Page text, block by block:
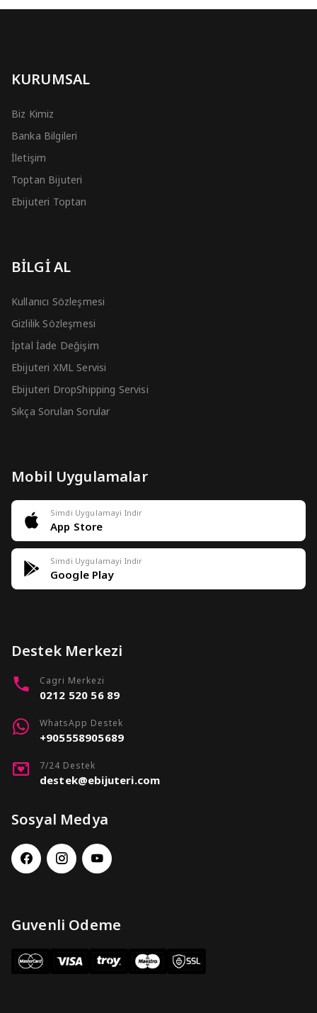
KURUMSAL
Biz Kimiz
Banka Bilgileri
İletişim
Toptan Bijuteri
Ebijuteri Toptan
BİLGİ AL
Kullanıcı Sözleşmesi
Gizlilik Sözleşmesi
İptal İade Değişim
Ebijuteri XML Servisi
Ebijuteri DropShipping Servisi
Sıkça Sorulan Sorular
Mobil Uygulamalar
Simdi Uygulamayi Indir
App Store
Simdi Uygulamayi Indir
Google Play
Destek Merkezi
Cagri Merkezi
0212 520 56 89
WhatsApp Destek
+905558905689
7/24 Destek
destek@ebijuteri.com
Sosyal Medya
Guvenli Odeme